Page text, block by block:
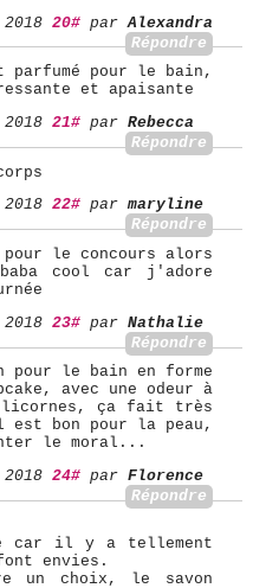
20# parAlexandra
Répondre
parfumé pour le bain,
et apaisante
21# par Rebecca
Répondre
22# par maryline
Répondre
pour le concours alors
cool car j'adore
23# par Nathalie
Répondre
pour le bain en forme
avec une odeur à
licornes, ça fait très
bon pour la peau,
le moral...
24# par Florence
Répondre
car il y a tellement
envies.
un choix, le savon